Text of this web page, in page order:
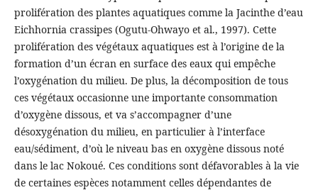
prolifération des plantes aquatiques comme la Jacinthe d’eau
Eichhornia crassipes (Ogutu-Ohwayo et al., 1997). Cette
prolifération des végétaux aquatiques est à l’origine de la
formation d’un écran en surface des eaux qui empêche
l’oxygénation du milieu. De plus, la décomposition de tous
ces végétaux occasionne une importante consommation
d’oxygène dissous, et va s’accompagner d’une
désoxygénation du milieu, en particulier à l’interface
eau/sédiment, d’où le niveau bas en oxygène dissous noté
dans le lac Nokoué. Ces conditions sont défavorables à la vie
de certaines espèces notamment celles dépendantes de